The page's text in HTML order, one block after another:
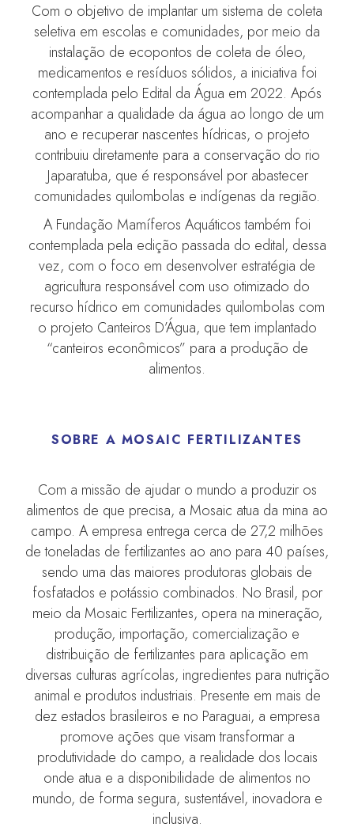
Com o objetivo de implantar um sistema de coleta
seletiva em escolas e comunidades, por meio da
instalação de ecopontos de coleta de óleo,
medicamentos e resíduos sólidos, a iniciativa foi
contemplada pelo Edital da Água em 2022. Após
acompanhar a qualidade da água ao longo de um
ano e recuperar nascentes hídricas, o projeto
contribuiu diretamente para a conservação do rio
Japaratuba, que é responsável por abastecer
comunidades quilombolas e indígenas da região.
A Fundação Mamíferos Aquáticos também foi
contemplada pela edição passada do edital, dessa
vez, com o foco em desenvolver estratégia de
agricultura responsável com uso otimizado do
recurso hídrico em comunidades quilombolas com
o projeto Canteiros D’Água, que tem implantado
“canteiros econômicos” para a produção de
alimentos.
SOBRE A MOSAIC FERTILIZANTES
Com a missão de ajudar o mundo a produzir os
alimentos de que precisa, a Mosaic atua da mina ao
campo. A empresa entrega cerca de 27,2 milhões
de toneladas de fertilizantes ao ano para 40 países,
sendo uma das maiores produtoras globais de
fosfatados e potássio combinados. No Brasil, por
meio da Mosaic Fertilizantes, opera na mineração,
produção, importação, comercialização e
distribuição de fertilizantes para aplicação em
diversas culturas agrícolas, ingredientes para nutrição
animal e produtos industriais. Presente em mais de
dez estados brasileiros e no Paraguai, a empresa
promove ações que visam transformar a
produtividade do campo, a realidade dos locais
onde atua e a disponibilidade de alimentos no
mundo, de forma segura, sustentável, inovadora e
inclusiva.